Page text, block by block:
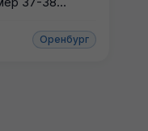
Оренбург